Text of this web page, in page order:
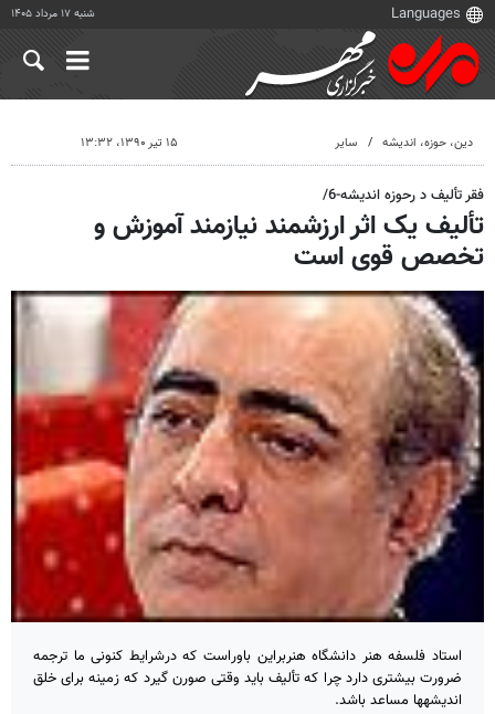
شنبه ۱۷ مرداد ۱۴۰۵
دين، حوزه، انديشه سایر ۱۵ تیر ۱۳۹۰، ۱۳:۳۲
فقر تألیف د رحوزه اندیشه-6/
تألیف یک اثر ارزشمند نیازمند آموزش و
تخصص قوی است
استاد فلسفه هنر دانشگاه هنربراین باوراست که درشرایط کنونی ما ترجمه
ضرورت بیشتری دارد چرا که تألیف باید وقتی صورن گیرد که زمینه برای خلق
اندیشه‎ها مساعد باشد.